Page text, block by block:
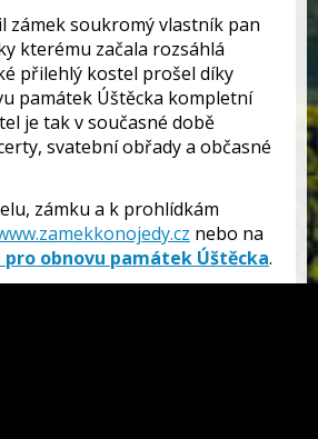
zámek soukromý vlastník pan
kterému začala rozsáhlá
přilehlý kostel prošel díky
památek Úštěcka kompletní
je tak v současné době
svatební obřady a občasné
zámku a k prohlídkám
nebo na
pro obnovu památek Úštěcka.